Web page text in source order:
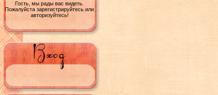
Гость, мы рады вас видеть.
Пожалуйста зарегистрируйтесь или
авторизуйтесь!